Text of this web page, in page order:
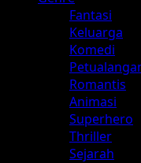
Fantasi
Keluarga
Komedi
Romantis
Animasi
Superhero
Thriller
Sejarah